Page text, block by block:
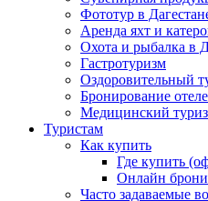
Фототур в
Аренда яхт и
Охота и рыбалка в
Гастротуризм
Оздоровительный
Бронирование
Медицинский
Туристам
Как купить
Где купить
Онлайн
Часто задаваемые